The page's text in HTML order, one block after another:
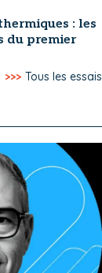
: les
du premier
>>> Tous les essais